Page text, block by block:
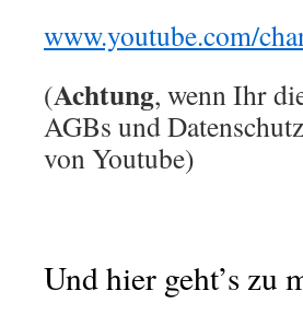
www.youtube.com/
(Achtung, wenn Ihr
AGBs und
von Youtube)
Und hier geht’s zu